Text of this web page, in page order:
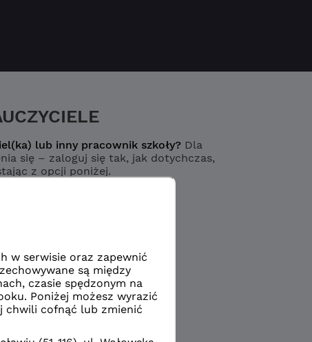
lub inny pracownik szkoły? Dla
się – zaloguj się tak, jak dotychczas,
z opcji poniżej.